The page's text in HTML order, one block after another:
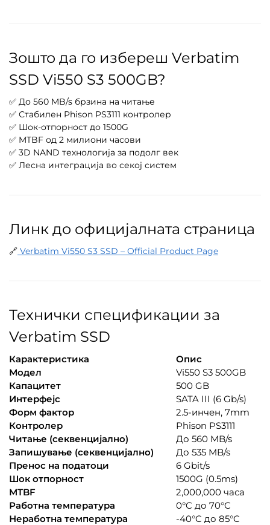
Зошто да го избереш Verbatim
SSD Vi550 S3 500GB?
✅ До 560 MB/s брзина на читање
✅ Стабилен Phison PS3111 контролер
✅ Шок-отпорност до 1500G
✅ MTBF од 2 милиони часови
✅ 3D NAND технологија за подолг век
✅ Лесна интеграција во секој систем
Линк до официјалната страница
🔗 Verbatim Vi550 S3 SSD – Official Product Page
Технички спецификации за
Verbatim SSD
Карактеристика
Опис
Модел
Vi550 S3 500GB
Капацитет
500 GB
Интерфејс
SATA III (6 Gb/s)
Форм фактор
2.5-инчен, 7mm
Контролер
Phison PS3111
Читање (секвенцијално)
До 560 MB/s
Запишување (секвенцијално)
До 535 MB/s
Пренос на податоци
6 Gbit/s
Шок отпорност
1500G (0.5ms)
MTBF
2,000,000 часа
Работна температура
0°C до 70°C
Неработна температура
-40°C до 85°C